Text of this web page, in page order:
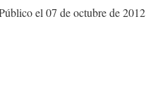
el 07 de octubre de 2012